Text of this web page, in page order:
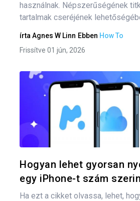
használnak. Népszerűségének
tartalmak cseréjének
írta Agnes W Linn Ebben How To
Frissítve 01 jún, 2026
Hogyan lehet gyorsan
egy iPhone-t szám
Ha ezt a cikket olvassa, lehet,